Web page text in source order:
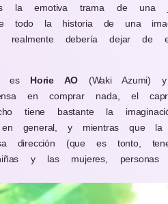
la emotiva trama de una
todo la historia de una
debería dejar de
es Horie AO (Waki Azumi)
en comprar nada, el
tiene bastante la
general, y mientras que
dirección (que es tonto,
y las mujeres,